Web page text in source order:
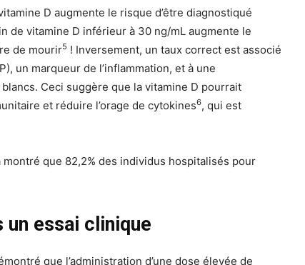
D augmente le risque d’être diagnostiqué
de vitamine D inférieur à 30 ng/mL augmente le
de mourir5 ! Inversement, un taux correct est associé
un marqueur de l’inflammation, et à une
Ceci suggère que la vitamine D pourrait
et réduire l’orage de cytokines6, qui est
que 82,2% des individus hospitalisés pour
un essai clinique
que l’administration d’une dose élevée de